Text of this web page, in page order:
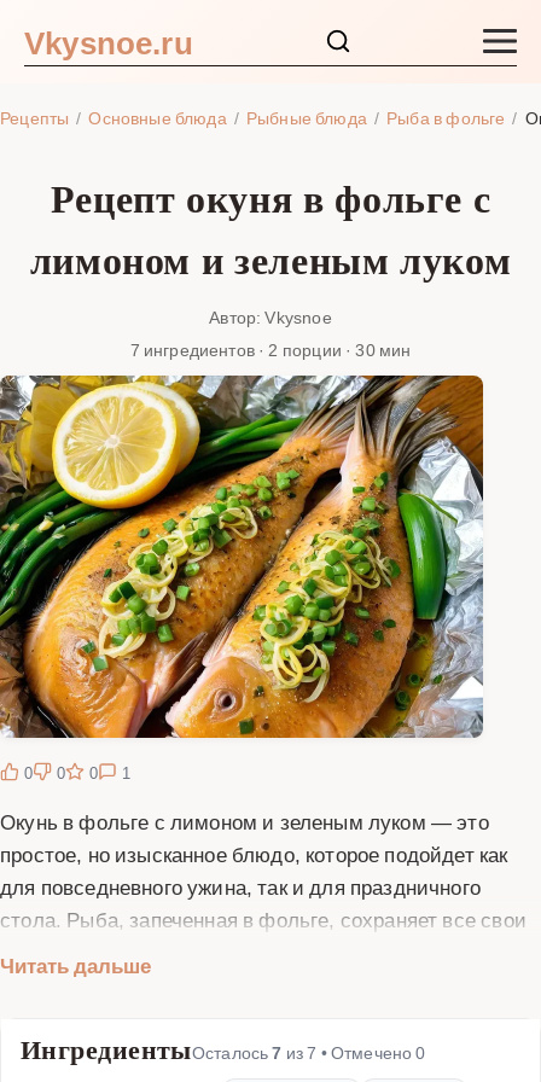
Vkysnoe.ru
Рецепты Основные блюда Рыбные блюда Рыба в фольге
Рецепт окуня в фольге с
лимоном и зеленым луком
Автор: Vkysnoe
7 ингредиентов · 2 порции · 30 мин
0 0 0 1
Окунь в фольге с лимоном и зеленым луком — это
простое, но изысканное блюдо, которое подойдет как
для повседневного ужина, так и для праздничного
стола. Рыба, запеченная в фольге, сохраняет все свои
свежий и пикантный вкус. Этот рецепт не требует много
приготовления вам понадобится свежий окунь, лимон,
Читать дальше
ИнгредиентыОсталось7 из7 • Отмечено0